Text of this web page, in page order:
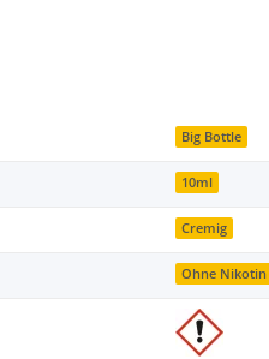
Big Bottle
10ml
Cremig
Ohne Nikotin